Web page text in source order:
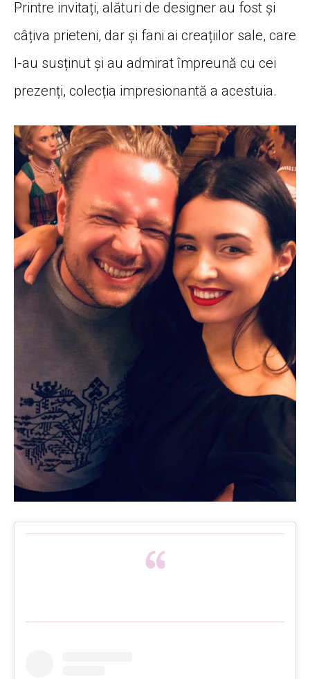
Printre invitați, alături de designer au fost și
câțiva prieteni, dar și fani ai creațiilor sale, care
l-au susținut și au admirat împreună cu cei
prezenți, colecția impresionantă a acestuia.